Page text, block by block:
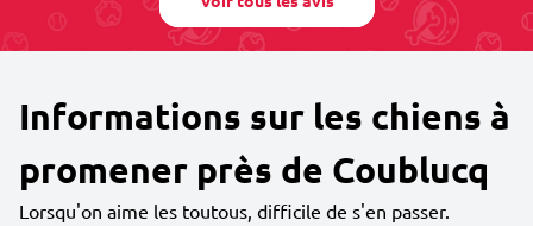
Informations sur les chiens à
promener près de Coublucq
Lorsqu'on aime les toutous, difficile de s'en passer.